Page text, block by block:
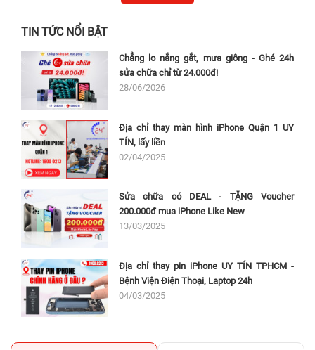
TIN TỨC NỔI BẬT
Chẳng lo nắng gắt, mưa giông - Ghé 24h
sửa chữa chỉ từ 24.000đ!
28/06/2026
Địa chỉ thay màn hình iPhone Quận 1 UY
TÍN, lấy liền
02/04/2025
Sửa chữa có DEAL - TẶNG Voucher
200.000đ mua iPhone Like New
13/03/2025
Địa chỉ thay pin iPhone UY TÍN TPHCM -
Bệnh Viện Điện Thoại, Laptop 24h
04/03/2025